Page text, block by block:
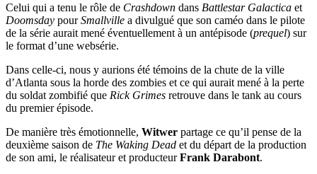
Celui qui a tenu le rôle de Crashdown dans Battlestar Galactica et
Doomsday pourSmallville a divulgué que son caméo dans le pilote
de la série aurait mené éventuellement à un antépisode (prequel) sur
le format d’une websérie.
Dans celle-ci, nous y aurions été témoins de la chute de la ville
d’Atlanta sous la horde des zombies et ce qui aurait mené à la perte
du soldat zombifié que Rick Grimes retrouve dans le tank au cours
du premier épisode.
De manière très émotionnelle, Witwer partage ce qu’il pense de la
deuxième saison de The Waking Dead et du départ de la production
de son ami, le réalisateur et producteurFrank Darabont.